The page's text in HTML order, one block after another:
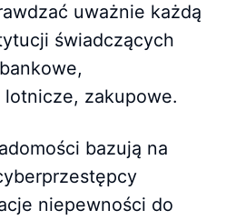
uważnie każdą
świadczących
zakupowe.
bazują na
niepewności do